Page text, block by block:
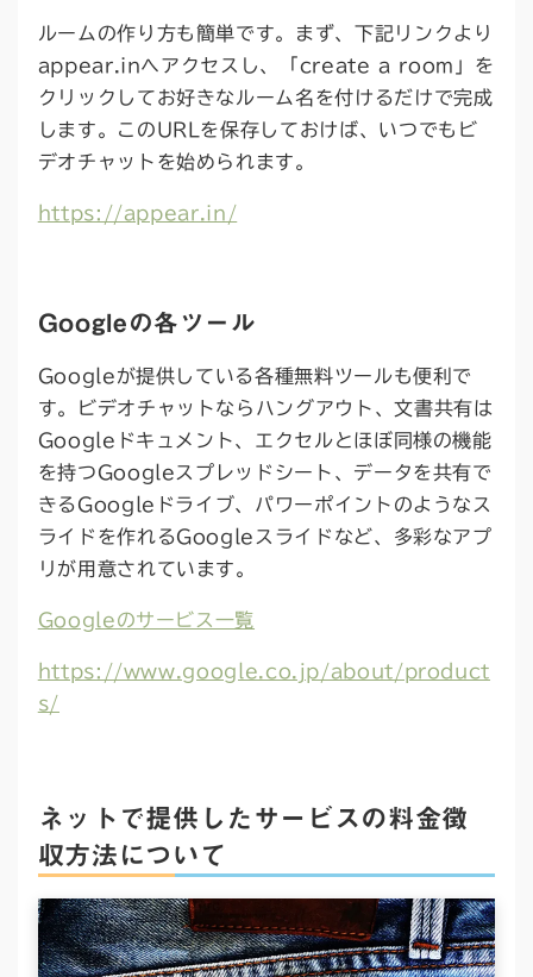
ルームの作り方も簡単です。まず、下記リンクより
appear.inへアクセスし、「create a room」を
クリックしてお好きなルーム名を付けるだけで完成
します。このURLを保存しておけば、いつでもビ
デオチャットを始められます。
https://appear.in/
Googleの各ツール
Googleが提供している各種無料ツールも便利で
す。ビデオチャットならハングアウト、文書共有は
Googleドキュメント、エクセルとほぼ同様の機能
を持つGoogleスプレッドシート、データを共有で
きるGoogleドライブ、パワーポイントのようなス
ライドを作れるGoogleスライドなど、多彩なアプ
リが用意されています。
Googleのサービス一覧
https://www.google.co.jp/about/product
s/
ネットで提供したサービスの料金徴
収方法について